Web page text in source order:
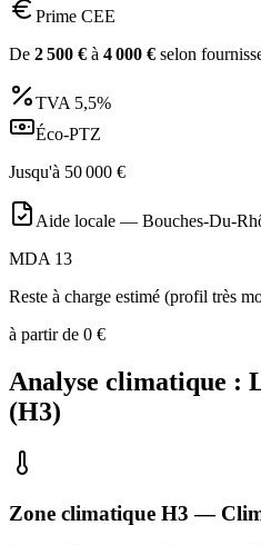
Prime CEE
De 2 500 € à 4 000 € selon
TVA 5,5%
Éco-PTZ
Jusqu'à 50 000 €
Aide locale — Bouches-Du-
MDA 13
Reste à charge estimé (profil très
à partir de 0 €
Analyse climatique :
(H3)
Zone climatique H3 —